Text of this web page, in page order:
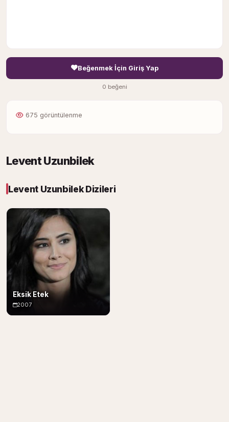
Beğenmek İçin Giriş Yap
0 beğeni
675 görüntülenme
Levent Uzunbilek
Levent Uzunbilek Dizileri
Eksik Etek
2007